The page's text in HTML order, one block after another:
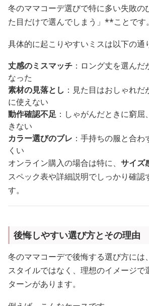
冬のママコーデ選びで特に多い失敗
た目だけで選んでしまう」**ことです。
具体的に起こりやすいミスは以下の通
丈感のミスマッチ ：ロング丈を選ん
なった
素材の見落とし ：見た目はおしゃれ
に使えない
動作確認不足 ：しゃがんだときに窮
きない
カラー選びのブレ ：手持ちの服と合
くい
オンライン購入の場合は特に、 サイズ
スペック表や詳細説明でしっかり確認
す。
後悔しやすい選び方とその理由
冬のママコーデで後悔する選び方に
スタイルではなく、理想のイメージ
ターンがあります。